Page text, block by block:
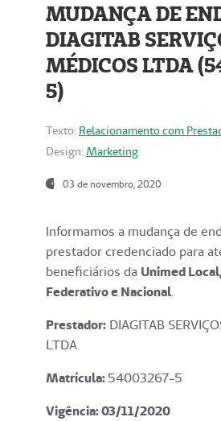
MUDANÇA DE
DIAGITAB
MÉDICOS LTDA
5)
Texto: Relacionamento com
Design: Marketing
03 de novembro, 2020
Informamos a mudança de
prestador credenciado para
beneficiários da Unimed
Federativo e Nacional.
Prestador: DIAGITAB
LTDA
Matrícula:54003267-5
Vigência: 03/11/2020